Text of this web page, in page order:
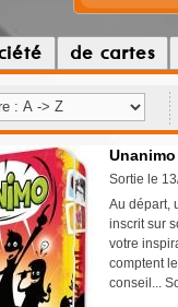
de cartes
Unanimo
Sortie le
Au départ,
inscrit sur
votre
comptent
conseil...